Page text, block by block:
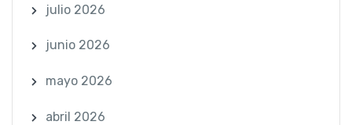
julio 2026
junio 2026
mayo 2026
abril 2026